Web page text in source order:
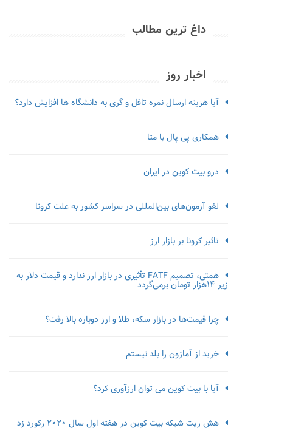
داغ ترین مطالب
اخبار روز
آیا هزینه ارسال نمره تافل و گری به دانشگاه ها افزایش دارد؟
همکاری پی پال با متا
درو بیت کوین در ایران
لغو آزمون‌‌های بین‌المللی در سراسر کشور به علت کرونا
تاثیر کرونا بر بازار ارز
همتی، تصمیم FATF تأثیری در بازار ارز ندارد و قیمت دلار به
زیر ۱۴هزار تومان برمی‌گردد
چرا قیمت‌ها در بازار سکه، طلا و ارز دوباره بالا رفت؟
خرید از آمازون را بلد نیستم
آیا با بیت کوین می توان ارزآوری کرد؟
هش ریت شبکه بیت کوین در هفته اول سال 2020 رکورد زد